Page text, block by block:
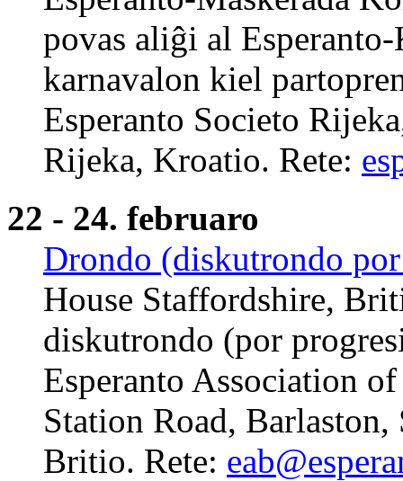
povas aliĝi al
karnavalon kiel
Esperanto Societo
Rijeka, Kroatio. Rete:
22 - 24. februaro
Drondo (diskutrondo
House Staffordshire,
diskutrondo (por
Esperanto Association
Station Road,
Britio. Rete: